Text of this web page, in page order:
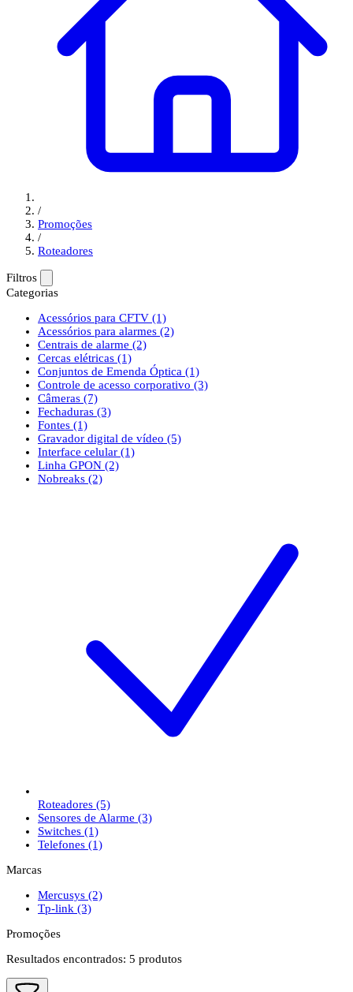
/
Promoções
/
Roteadores
Filtros
Categorias
Acessórios para CFTV (1)
Acessórios para alarmes (2)
Centrais de alarme (2)
Cercas elétricas (1)
Conjuntos de Emenda Óptica (1)
Controle de acesso corporativo (3)
Câmeras (7)
Fechaduras (3)
Fontes (1)
Gravador digital de vídeo (5)
Interface celular (1)
Linha GPON (2)
Nobreaks (2)
Roteadores (5)
Sensores de Alarme (3)
Switches (1)
Telefones (1)
Marcas
Mercusys (2)
Tp-link (3)
Promoções
Resultados encontrados: 5 produtos